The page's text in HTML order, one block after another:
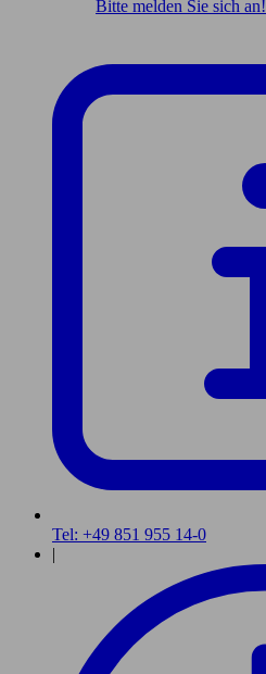
Bitte melden Sie sich an!
Tel: +49 851 955 14-0
|